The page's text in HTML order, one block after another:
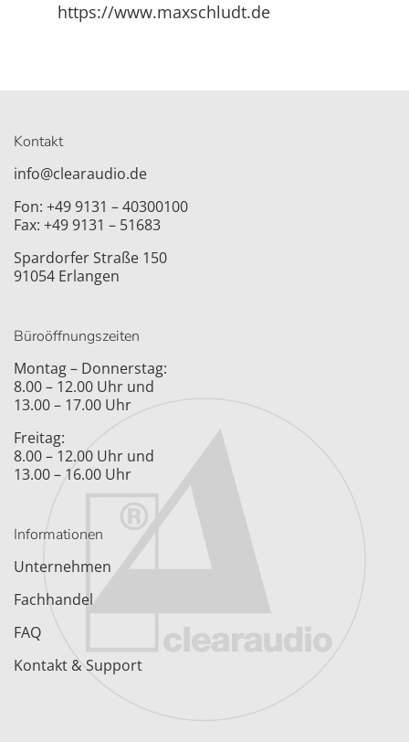
https://www.maxschludt.de
Kontakt
info@clearaudio.de
Fon: +49 9131 – 40300100
Fax: +49 9131 – 51683
Spardorfer Straße 150
91054 Erlangen
Büroöffnungszeiten
Montag – Donnerstag:
8.00 – 12.00 Uhr und
13.00 – 17.00 Uhr
Freitag:
8.00 – 12.00 Uhr und
13.00 – 16.00 Uhr
Informationen
Unternehmen
Fachhandel
FAQ
Kontakt & Support